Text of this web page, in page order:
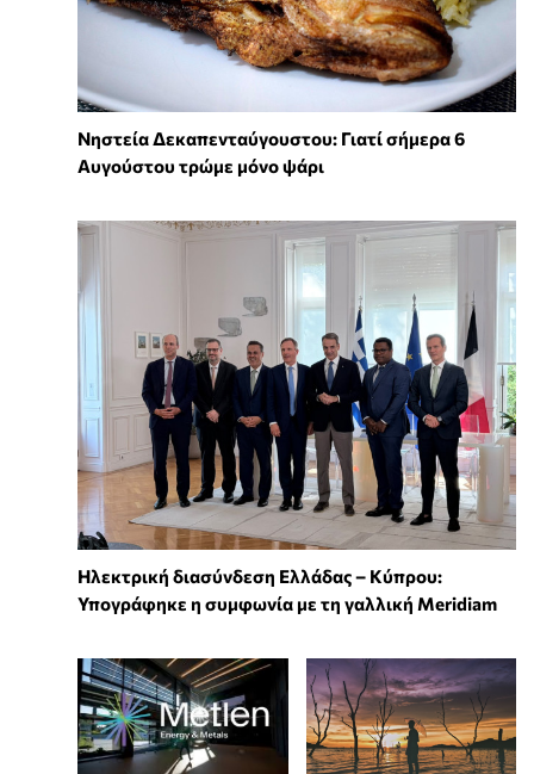
Νηστεία Δεκαπενταύγουστου: Γιατί σήμερα 6
Αυγούστου τρώμε μόνο ψάρι
Ηλεκτρική διασύνδεση Ελλάδας – Κύπρου:
Υπογράφηκε η συμφωνία με τη γαλλική Meridiam